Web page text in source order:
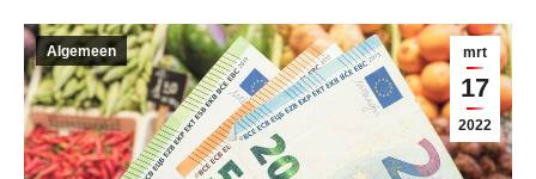
mrt
17
2022
Algemeen